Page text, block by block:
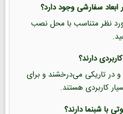
مورد نظر متناسب با محل نصب
در تاریکی می‌درخشند و برای
کاربردی هستند.